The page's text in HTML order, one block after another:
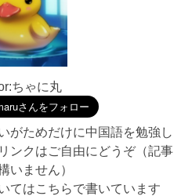
ちゃに丸
がためだけに中国語を勉強し
ンクはご自由にどうぞ（記事
いません）
てはこちらで書いています